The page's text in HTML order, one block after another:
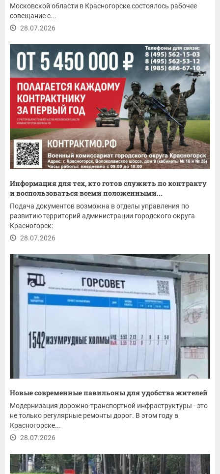
Московской области в Красногорске состоялось рабочее
совещание с...
28.07.2026
Информация для тех, кто готов служить по контракту
и воспользоваться всеми положенными...
Подача документов возможна в отделы управления по
развитию территорий администрации городского округа
Красногорск:
28.07.2026
Новые современные павильоны для удобства жителей
Модернизация дорожно-транспортной инфраструктуры - это
не только регулярные ремонты дорог. В этом году в
Красногорске...
28.07.2026